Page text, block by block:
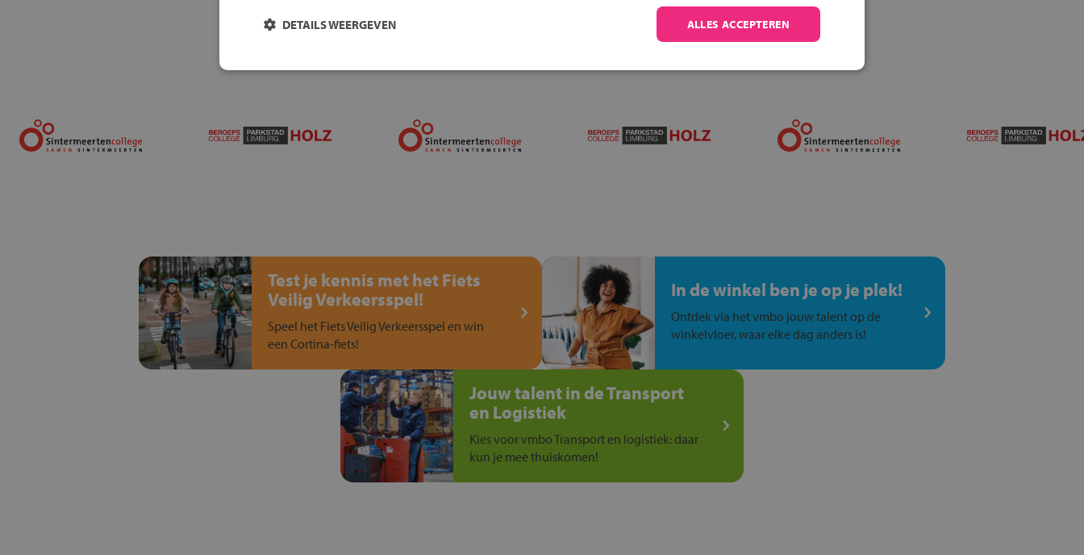
Test je kennis met het Fiets
Veilig Verkeersspel!
Speel het Fiets Veilig Verkeersspel en win
een Cortina-fiets!
In de winkel ben je op je plek!
Ontdek via het vmbo jouw talent op de
winkelvloer, waar elke dag anders is!
Jouw talent in de Transport
en Logistiek
Kies voor vmbo Transport en logistiek: daar
kun je mee thuiskomen!
ALLES ACCEPTEREN
DETAILS WEERGEVEN